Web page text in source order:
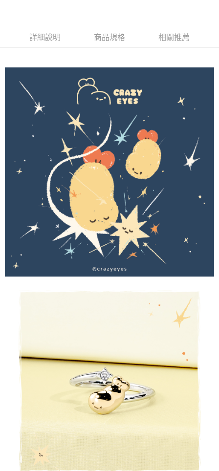
【關於「AFTEE先享後付」】
１．簡單：不需註冊會員、不需綁卡、不需儲值。
２．便利：只要手機號碼，簡訊認證，即可結帳。
３．安心：先確認商品／服務後，再付款。
【「AFTEE先享後付」結帳流程】
１．於結帳方式選擇「AFTEE先享後付」後，將跳轉至「AFTEE先享後付」
結帳頁面，進行簡訊認證並確認金額後，即可完成結帳。
２．訂單成立數日內，您將收到繳費通知簡訊。
３．收到繳費通知簡訊後14天內，點擊此簡訊中的連結，可透過四大超商／
ATM／網路銀行／等多元方式進行付款，方視為交易完成。
※ 請注意：結帳手續完成當下不需立刻繳費，但若您需要取消訂單，請聯絡
購買商品的店家。未經商家同意取消之訂單仍視為有效，需透過AFTEE先享
後付繳納相關費用。
※ 交易是否成功請以「AFTEE先享後付 」之結帳頁面顯示為準，若有關於
是否繳費成功／繳費後需取消欲退款等相關疑問，請聯繫「AFTEE先享後付
客戶支援中心」 https://netprotections.freshdesk.com/support/home
１．透過由恩沛科技股份有限公司提供之「AFTEE先享後付」服務完成之交
易，需依本服務之必要範圍內提供個人資料，並將交易相關給付款項請求債
權轉讓予恩沛科技股份有限公司。
２．關於個人資料處理事宜，請瀏覽以下網址：
https://aftee.tw/terms/#terms3
３．未成年的使用者請事先徵得法定代理人或監護人之同意方可使用
４．使用「AFTEE先享後付」時，將依據個別帳號之用戶狀況，依本公司即
時審查核予不同之上限額度；若仍有額度不足之情形，本公司將視審查結果
５．嚴禁一人註冊多個帳號或使用他人資訊註冊。若發現惡意使用之情形，
貨到付款
運送方式
全家取貨付款
每筆NT$60，滿NT$1,500(含以上)免運費
付款後全家取貨
每筆NT$60，滿NT$1,500(含以上)免運費
7-11取貨付款
每筆NT$60，滿NT$1,500(含以上)免運費
付款後7-11取貨
每筆NT$60，滿NT$1,500(含以上)免運費
每筆NT$60，滿NT$1,500(含以上)免運費
付款後門市自取
免運費
詳細說明 商品規格 相關推薦